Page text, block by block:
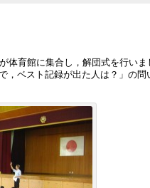
育館に集合し，解団式を行い
ベスト記録が出た人は？」の